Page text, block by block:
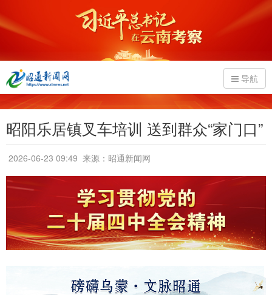
导航
昭阳乐居镇叉车培训 送到群众“家门口”
2026-06-23 09:49 来源：昭通新闻网